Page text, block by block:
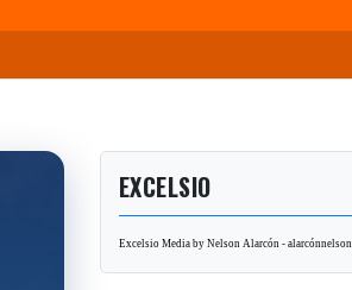
EXCELSIO
Excelsio Media by Nelson Alarcón - alarcónnelson